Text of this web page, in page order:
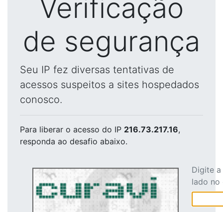
Verificação
de segurança
Seu IP fez diversas tentativas de
acessos suspeitos a sites hospedados
conosco.
Para liberar o acesso do IP 216.73.217.16,
responda ao desafio abaixo.
Digite
lado no